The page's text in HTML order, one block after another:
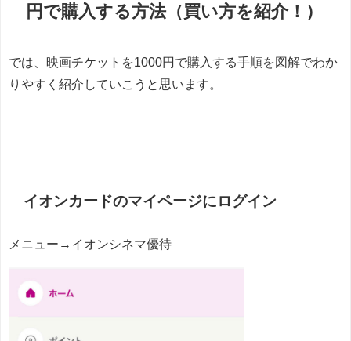
円で購入する方法（買い方を紹介！）
では、映画チケットを1000円で購入する手順を図解でわか
りやすく紹介していこうと思います。
イオンカードのマイページにログイン
メニュー→イオンシネマ優待